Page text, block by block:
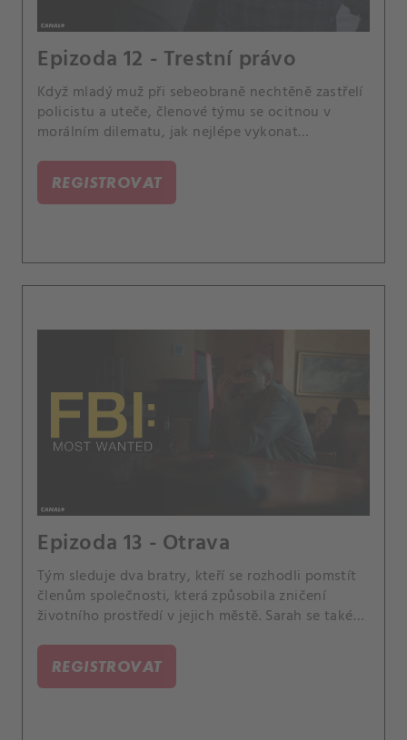
Epizoda 12 - Trestní právo
Když mladý muž při sebeobraně nechtěně zastřelí
policistu a uteče, členové týmu se ocitnou v
morálním dilematu, jak nejlépe vykonat
plány na další dítě.
REGISTROVAT
Epizoda 13 - Otrava
Tým sleduje dva bratry, kteří se rozhodli pomstít
členům společnosti, která způsobila zničení
životního prostředí v jejich městě. Sarah se také
včetně Jessiny sestry Louise.
REGISTROVAT